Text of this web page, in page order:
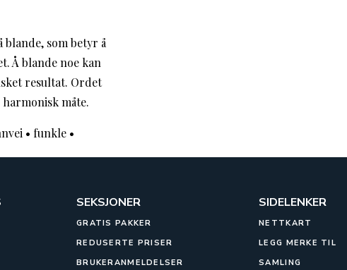
som betyr å
Å blande noe kan
resultat. Ordet
måte.
• funkle •
SEKSJONER
GRATIS PAKKER
REDUSERTE PRISER
BRUKERANMELDELSER
SIDELENKER
NETTKART
LEGG MERKE TIL
SAMLING